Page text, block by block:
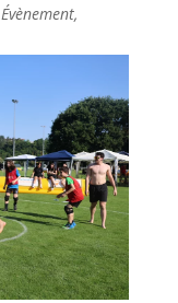
Évènement,